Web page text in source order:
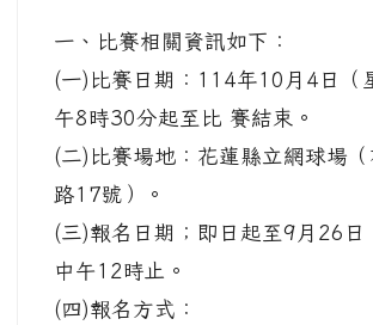
一、比賽相關資訊如下：
(一)比賽日期：114年10月4日（
午8時30分起至比 賽結束。
(二)比賽場地：花蓮縣立網球場
路17號）。
(三)報名日期；即日起至9月26日
中午12時止。
(四)報名方式：